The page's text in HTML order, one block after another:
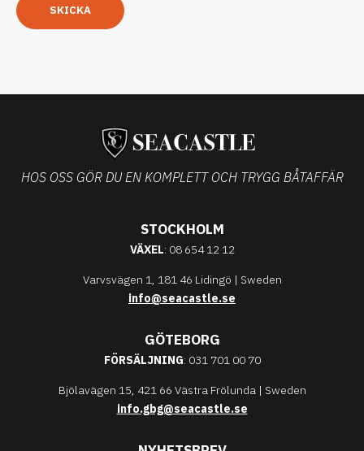
SKICKA
HOS OSS GÖR DU EN KOMPLETT OCH TRYGG BÅTAFFÄR
STOCKHOLM
VÄXEL: 08 654 12 12
Varvsvägen 1, 181 46 Lidingö | Sweden
info@seacastle.se
GÖTEBORG
FÖRSÄLJNING: 031 701 00 70
Bjölavägen 15, 421 66 Västra Frölunda | Sweden
info.gbg@seacastle.se